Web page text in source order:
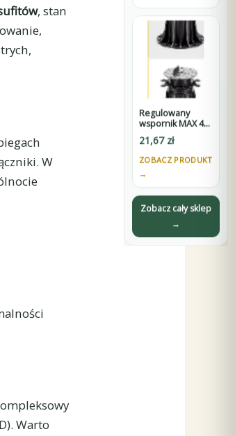
, stan
W
Warto
Regulowany
wspornik MAX 45-
75 mm do
tarasów
wentylowanych
pod płyty z D3
21,67 zł
ZOBACZ PRODUKT
→
Zobacz cały sklep
→